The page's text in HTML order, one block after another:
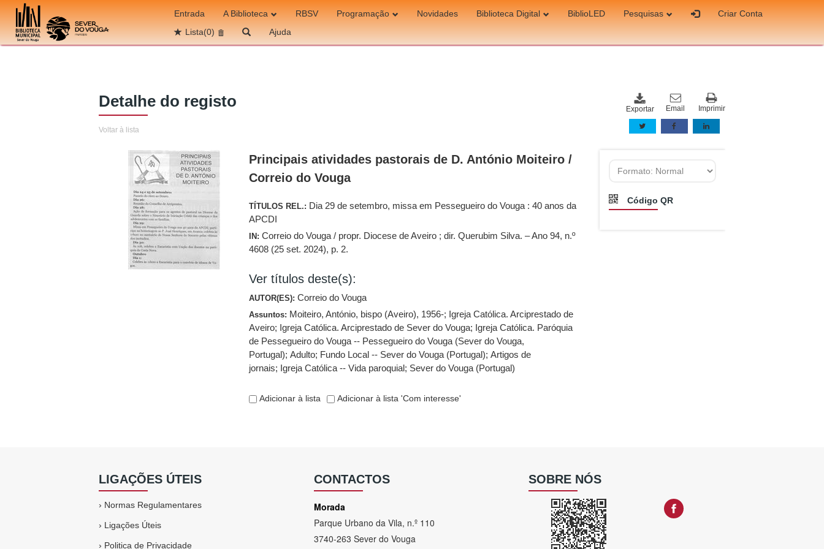
Ir para o conteúdo
Entrada A Biblioteca RBSV Programação Novidades Biblioteca Digital BiblioLED Pesquisas
Criar Conta
Lista(0) Ajuda
Detalhe do registo Imprimir
Email
Exportar
Voltar à lista
Principais atividades pastorais de D. António Moiteiro /
Correio do Vouga
TÍTULOS REL.: Dia 29 de setembro, missa em Pessegueiro do Vouga : 40 anos da
APCDI
IN:Correio do Vouga / propr. Diocese de Aveiro ; dir. Querubim Silva. – Ano 94, n.º
4608 (25 set. 2024), p. 2.
Ver títulos deste(s):
AUTOR(ES):Correio do Vouga
Assuntos: Moiteiro, António, bispo (Aveiro), 1956-; Igreja Católica. Arciprestado de
Aveiro; Igreja Católica. Arciprestado de Sever do Vouga; Igreja Católica. Paróquia
de Pessegueiro do Vouga -- Pessegueiro do Vouga (Sever do Vouga,
Portugal);Adulto; Fundo Local -- Sever do Vouga (Portugal);Artigos de
jornais; Igreja Católica -- Vida paroquial; Sever do Vouga (Portugal)
Adicionar à lista Adicionar à lista 'Com interesse'
Código QR
LIGAÇÕES ÚTEIS
› Normas Regulamentares
› Ligações Úteis
› Politica de Privacidade
CONTACTOS
Morada
Parque Urbano da Vila, n.º 110
3740-263 Sever do Vouga
SOBRE NÓS